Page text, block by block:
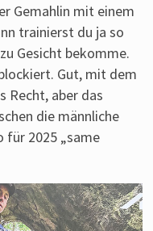
Gemahlin mit einem
trainierst du ja so
Gesicht bekomme.
Gut, mit dem
Recht, aber das
die männliche
2025 „same